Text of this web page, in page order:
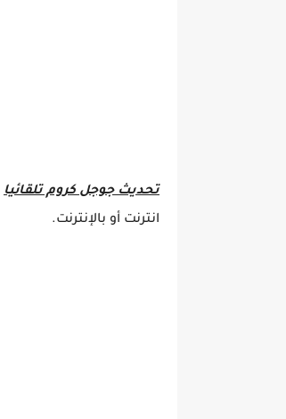
تحديث جوجل كروم تلقائيا
انترنت أو بالإنترنت.